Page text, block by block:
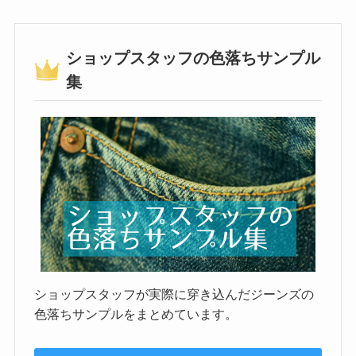
ショップスタッフの色落ちサンプル
集
ショップスタッフが実際に穿き込んだジーンズの
色落ちサンプルをまとめています。